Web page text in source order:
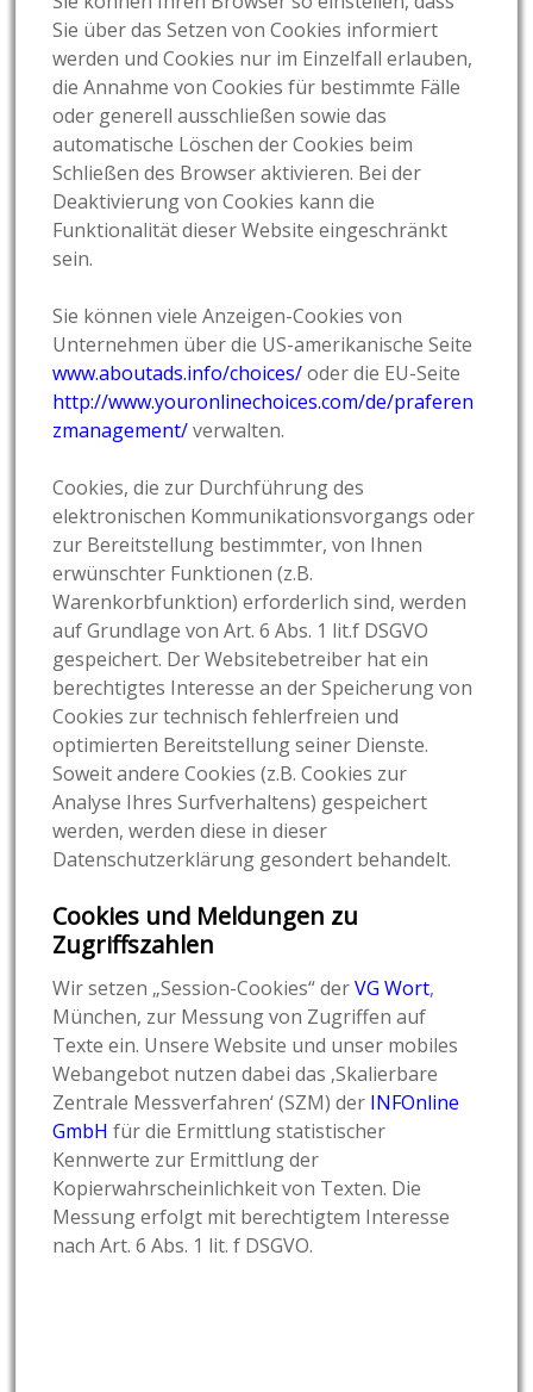
Sie über das Setzen von Cookies informiert
werden und Cookies nur im Einzelfall erlauben,
die Annahme von Cookies für bestimmte Fälle
oder generell ausschließen sowie das
automatische Löschen der Cookies beim
Schließen des Browser aktivieren. Bei der
Deaktivierung von Cookies kann die
Funktionalität dieser Website eingeschränkt
sein.
Sie können viele Anzeigen-Cookies von
Unternehmen über die US-amerikanische Seite
www.aboutads.info/choices/oder die EU-Seite
http://www.youronlinechoices.com/de/praferen
zmanagement/ verwalten.
Cookies, die zur Durchführung des
elektronischen Kommunikationsvorgangs oder
zur Bereitstellung bestimmter, von Ihnen
erwünschter Funktionen (z.B.
Warenkorbfunktion) erforderlich sind, werden
auf Grundlage von Art. 6 Abs. 1 lit.f DSGVO
gespeichert. Der Websitebetreiber hat ein
berechtigtes Interesse an der Speicherung von
Cookies zur technisch fehlerfreien und
optimierten Bereitstellung seiner Dienste.
Soweit andere Cookies (z.B. Cookies zur
Analyse Ihres Surfverhaltens) gespeichert
werden, werden diese in dieser
Datenschutzerklärung gesondert behandelt.
Cookies und Meldungen zu
Zugriffszahlen
Wir setzen „Session-Cookies“ derVG Wort,
München, zur Messung von Zugriffen auf
Texte ein. Unsere Website und unser mobiles
Webangebot nutzen dabei das ‚Skalierbare
Zentrale Messverfahren‘ (SZM) der INFOnline
GmbH für die Ermittlung statistischer
Kennwerte zur Ermittlung der
Kopierwahrscheinlichkeit von Texten. Die
Messung erfolgt mit berechtigtem Interesse
nach Art. 6 Abs. 1 lit. f DSGVO.